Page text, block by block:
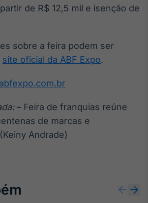
de R$ 12,5 mil e isenção de
sobre a feira podem ser
site oficial da ABF Expo.
– Feira de franquias reúne
de marcas e
Andrade)